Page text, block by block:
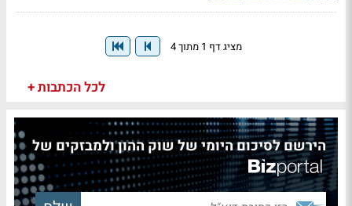
מציג דף 1 מתוך 4
לכל הכתבות +
הירשם לסיכום היומי של שוק ההון ולמבזקים של